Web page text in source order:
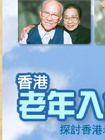
移至主內容